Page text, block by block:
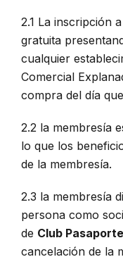
2.1 La inscripción a
gratuita
cualquier
Comercial
compra del día
2.2 la membresía
lo que los
de la membresía.
2.3 la membresía
persona como
de Club Pasaporte
cancelación de la